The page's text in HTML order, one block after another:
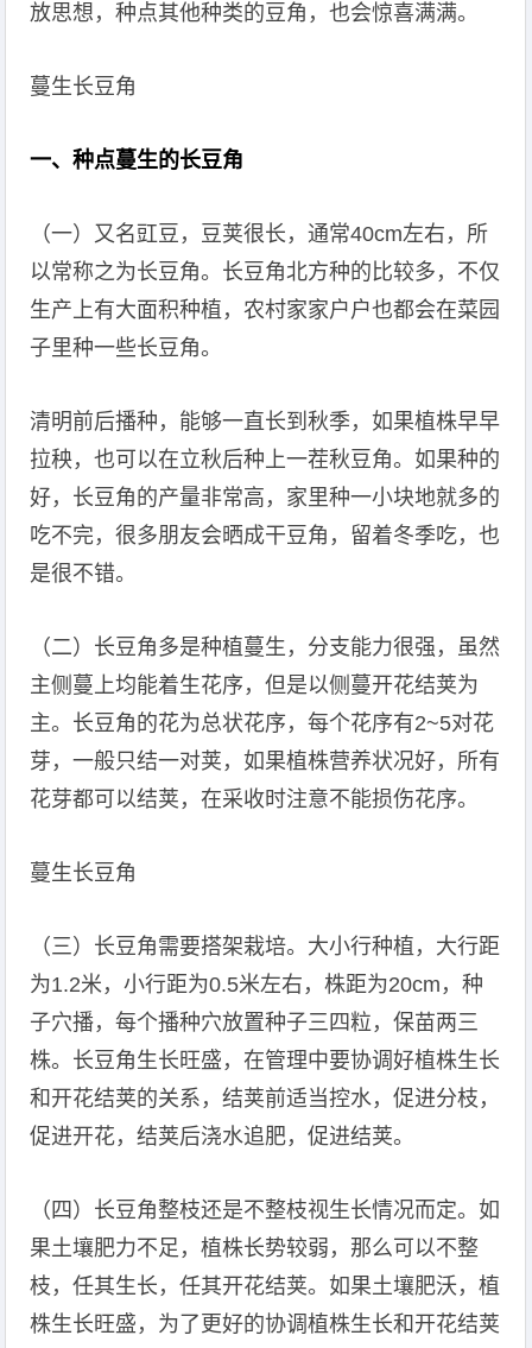
放思想，种点其他种类的豆角，也会惊喜满满。
蔓生长豆角
一、种点蔓生的长豆角
（一）又名豇豆，豆荚很长，通常40cm左右，所
以常称之为长豆角。长豆角北方种的比较多，不仅
生产上有大面积种植，农村家家户户也都会在菜园
子里种一些长豆角。
清明前后播种，能够一直长到秋季，如果植株早早
拉秧，也可以在立秋后种上一茬秋豆角。如果种的
好，长豆角的产量非常高，家里种一小块地就多的
吃不完，很多朋友会晒成干豆角，留着冬季吃，也
是很不错。
（二）长豆角多是种植蔓生，分支能力很强，虽然
主侧蔓上均能着生花序，但是以侧蔓开花结荚为
主。长豆角的花为总状花序，每个花序有2~5对花
芽，一般只结一对荚，如果植株营养状况好，所有
花芽都可以结荚，在采收时注意不能损伤花序。
蔓生长豆角
（三）长豆角需要搭架栽培。大小行种植，大行距
为1.2米，小行距为0.5米左右，株距为20cm，种
子穴播，每个播种穴放置种子三四粒，保苗两三
株。长豆角生长旺盛，在管理中要协调好植株生长
和开花结荚的关系，结荚前适当控水，促进分枝，
促进开花，结荚后浇水追肥，促进结荚。
（四）长豆角整枝还是不整枝视生长情况而定。如
果土壤肥力不足，植株长势较弱，那么可以不整
枝，任其生长，任其开花结荚。如果土壤肥沃，植
株生长旺盛，为了更好的协调植株生长和开花结荚